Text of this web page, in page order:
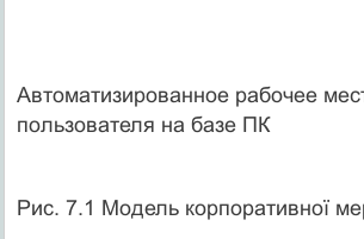
Автоматизированное рабочее
пользователя на базе ПК
Рис. 7.1 Модель корпоративної